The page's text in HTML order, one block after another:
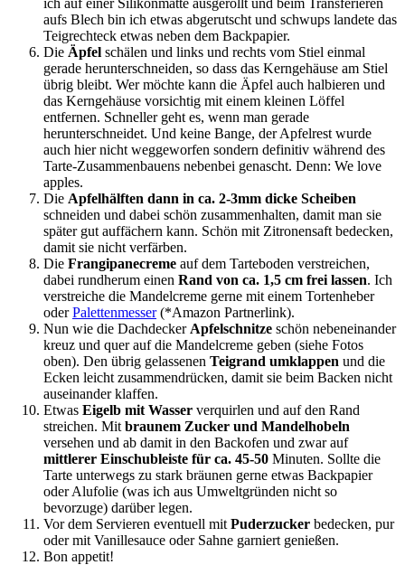
aufs Blech bin ich etwas abgerutscht und schwups landete das
Teigrechteck etwas neben dem Backpapier.
Die Äpfel schälen und links und rechts vom Stiel einmal
gerade herunterschneiden, so dass das Kerngehäuse am Stiel
übrig bleibt. Wer möchte kann die Äpfel auch halbieren und
das Kerngehäuse vorsichtig mit einem kleinen Löffel
entfernen. Schneller geht es, wenn man gerade
herunterschneidet. Und keine Bange, der Apfelrest wurde
auch hier nicht weggeworfen sondern definitiv während des
Tarte-Zusammenbauens nebenbei genascht. Denn: We love
apples.
Die Apfelhälften dann in ca. 2-3mm dicke Scheiben
schneiden und dabei schön zusammenhalten, damit man sie
später gut auffächern kann. Schön mit Zitronensaft bedecken,
damit sie nicht verfärben.
Die Frangipanecreme auf dem Tarteboden verstreichen,
dabei rundherum einen Rand von ca. 1,5 cm frei lassen. Ich
verstreiche die Mandelcreme gerne mit einem Tortenheber
oderPalettenmesser(*Amazon Partnerlink).
Nun wie die Dachdecker Apfelschnitze schön nebeneinander
kreuz und quer auf die Mandelcreme geben (siehe Fotos
oben). Den übrig gelassenen Teigrand umklappen und die
Ecken leicht zusammendrücken, damit sie beim Backen nicht
auseinander klaffen.
Etwas Eigelb mit Wasser verquirlen und auf den Rand
streichen. Mit braunem Zucker und Mandelhobeln
versehen und ab damit in den Backofen und zwar auf
mittlerer Einschubleiste für ca. 45-50 Minuten. Sollte die
Tarte unterwegs zu stark bräunen gerne etwas Backpapier
oder Alufolie (was ich aus Umweltgründen nicht so
bevorzuge) darüber legen.
Vor dem Servieren eventuell mit Puderzucker bedecken, pur
oder mit Vanillesauce oder Sahne garniert genießen.
Bon appetit!